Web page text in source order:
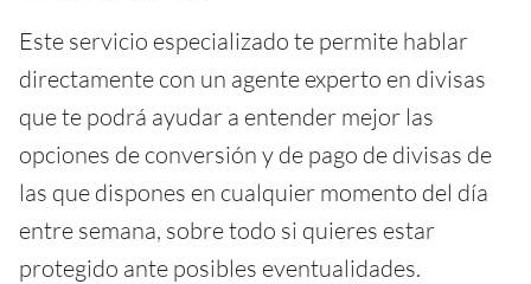
Este servicio especializado te permite hablar
directamente con un agente experto en divisas
que te podrá ayudar a entender mejor las
opciones de conversión y de pago de divisas de
las que dispones en cualquier momento del día
entre semana, sobre todo si quieres estar
protegido ante posibles eventualidades.